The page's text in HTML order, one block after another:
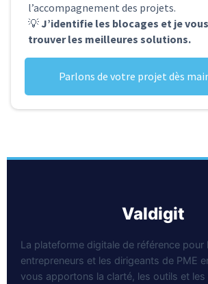
l’accompagnement des projets.
💡 J’identifie les blocages et je
trouver les meilleures solutions.
Parlons de votre projet dès
valdigit
La plateforme digitale de référence pour
entrepreneurs et les dirigeants de PME
vous apportons la clarté, les outils et